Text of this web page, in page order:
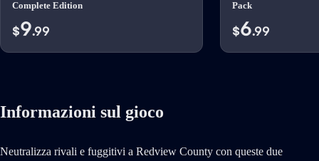
Complete Edition
$9.99
Pack
$6.99
Informazioni sul gioco
Neutralizza rivali e fuggitivi a Redview County con queste due